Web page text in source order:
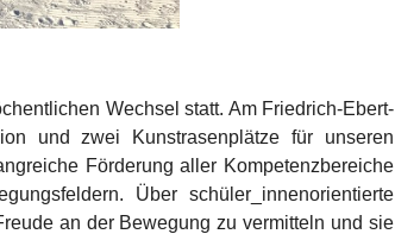
Wechsel statt. Am Friedrich-Ebert-
und zwei Kunstrasenplätze für unseren
Förderung aller Kompetenzbereiche
Über schüler_innenorientierte
an der Bewegung zu vermitteln und sie